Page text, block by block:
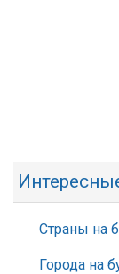
Страны на
Города на